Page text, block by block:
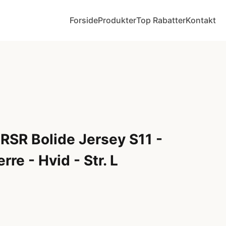
ForsideProdukterTop RabatterKontakt
Bolide Jersey S11 -
- Hvid - Str. L